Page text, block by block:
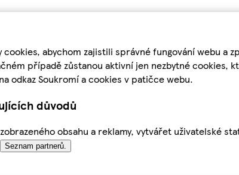
abychom zajistili správné fungování webu
případě zůstanou aktivní jen nezbytné
odkaz Soukromí a cookies v patičce webu.
důvodů
obsahu a reklamy, vytvářet uživatelské
Seznam partnerů.